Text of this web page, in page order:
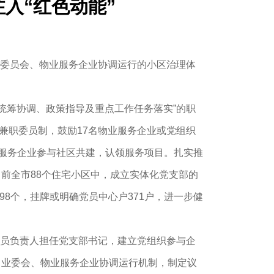
“红色动能”
员会、物业服务企业协调运行的小区治理体
协调、政策指导及重点工作任务落实”的职
职委员制，鼓励17名物业服务企业或党组织
务企业参与社区共建，认领服务项目。扎实推
全市88个住宅小区中，成立实体化党支部的
个，挂牌或明确党员中心户371户，进一步健
负责人担任党支部书记，建立党组织参与企
委会、物业服务企业协调运行机制，制定议